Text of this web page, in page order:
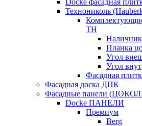
Docke фасадная
Технониколь
ТН
Планка
Угол
Угол
Фасадная
Фасадная доска ДПК
Фасадные панели
Docke ПАНЕЛИ
Премиум
Berg